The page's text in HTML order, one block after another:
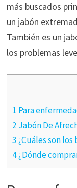
más buscados
un jabón
También es un
los problemas
1 Para
2 Jabón De
3 ¿Cuáles son
4 ¿Dónde